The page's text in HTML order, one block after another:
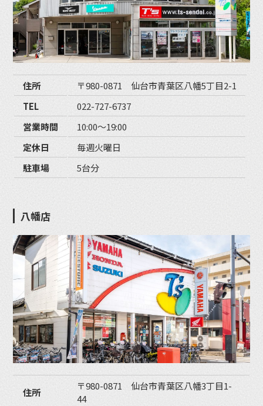
住所
〒980-0871 仙台市青葉区八幡5丁目2-1
TEL
022-727-6737
営業時間
10:00〜19:00
定休日
毎週火曜日
駐車場
5台分
八幡店
住所
〒980-0871 仙台市青葉区八幡3丁目1-
44